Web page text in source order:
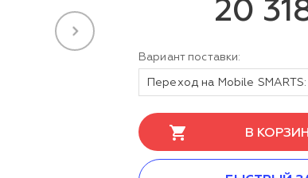
20
Вариант поставки:
В